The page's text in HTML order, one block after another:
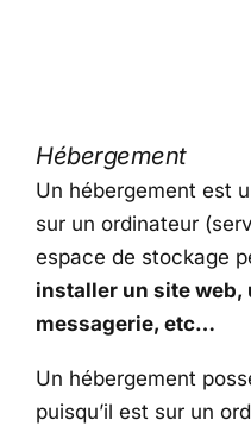
Hébergement
Un hébergement est
sur un ordinateur
espace de stockage
installer un site web,
messagerie, etc…
Un hébergement
puisqu’il est sur un